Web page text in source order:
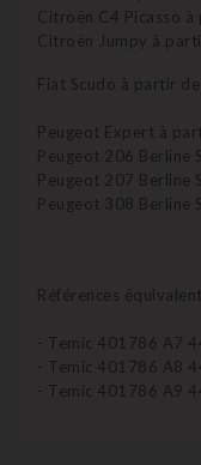
Citroën C4 Picasso
Citroën Jumpy à
Fiat Scudo à partir
Peugeot Expert à
Peugeot 206 Berline
Peugeot 207 Berline
Peugeot 308 Berline
Références
- Temic 401786 A7
- Temic 401786 A8
- Temic 401786 A9